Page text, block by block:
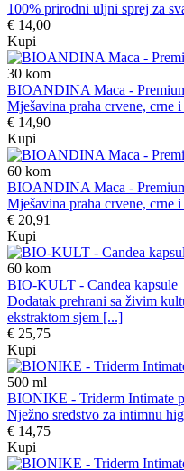
100% prirodni uljni sprej za
€ 14,00
Kupi
30 kom
BIOANDINA Maca -
Mješavina praha crvene, crne
€ 14,90
Kupi
60 kom
BIOANDINA Maca -
Mješavina praha crvene, crne
€ 20,91
Kupi
60 kom
BIO-KULT - Candea kapsule
Dodatak prehrani sa živim
ekstraktom sjem [...]
€ 25,75
Kupi
500 ml
BIONIKE - Triderm Intimate
Nježno sredstvo za intimnu
€ 14,75
Kupi